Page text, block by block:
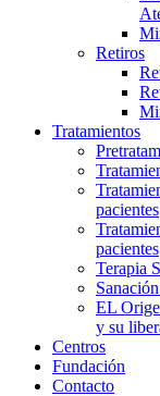
Retiros
Tratamientos
pacientes
pacientes
Terapia
EL
y su
Centros
Fundación
Contacto